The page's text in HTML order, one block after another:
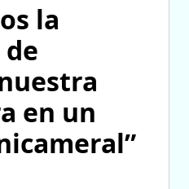
la
en un